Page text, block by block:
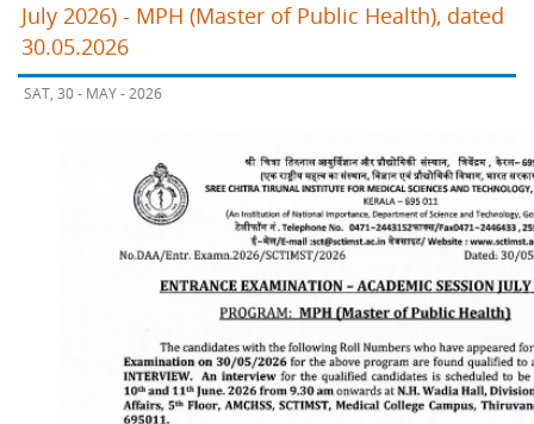
July 2026) - MPH (Master of Public Health), dated
30.05.2026
SAT, 30 - MAY - 2026